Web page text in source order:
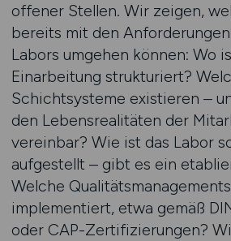
offener Stellen. Wir zeigen,
bereits mit den
Labors umgehen können: Wo
Einarbeitung strukturiert?
Schichtsysteme existieren –
den Lebensrealitäten der
vereinbar? Wie ist das Labor
aufgestellt – gibt es ein
Welche
implementiert, etwa gemäß
oder CAP-Zertifizierungen?